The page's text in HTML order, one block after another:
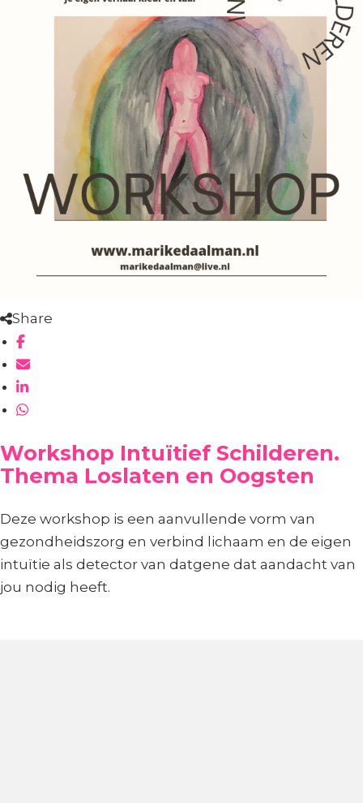
Share
Workshop Intuïtief Schilderen.
Thema Loslaten en Oogsten
Deze workshop is een aanvullende vorm van
gezondheidszorg en verbind lichaam en de eigen
intuïtie als detector van datgene dat aandacht van
jou nodig heeft.